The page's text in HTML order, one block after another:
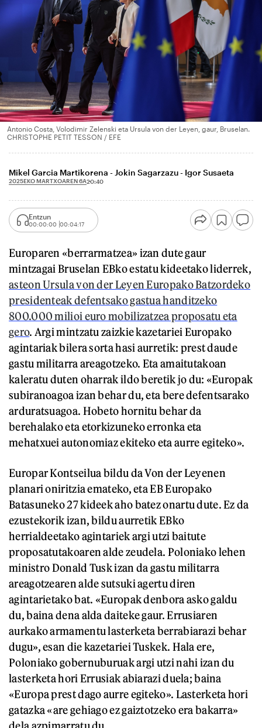
Antonio Costa, Volodimir Zelenski eta Ursula von der Leyen, gaur, Bruselan.
CHRISTOPHE PETIT TESSON / EFE
Mikel Garcia Martikorena - Jokin Sagarzazu - Igor Susaeta
2025EKO MARTXOAREN 6A20:40
Entzun
00:00:00 00:04:17
Europaren «berrarmatzea» izan dute gaur
mintzagai Bruselan EBko estatu kideetako liderrek,
asteon Ursula von der Leyen Europako Batzordeko
presidenteak defentsako gastua handitzeko
800.000 milioi euro mobilizatzea proposatu eta
gero. Argi mintzatu zaizkie kazetariei Europako
agintariak bilera sorta hasi aurretik: prest daude
gastu militarra areagotzeko. Eta amaitutakoan
kaleratu duten oharrak ildo beretik jo du: «Europak
subiranoagoa izan behar du, eta bere defentsarako
arduratsuagoa. Hobeto hornitu behar da
berehalako eta etorkizuneko erronka eta
mehatxuei autonomiaz ekiteko eta aurre egiteko».
Europar Kontseilua bildu da Von der Leyenen
planari oniritzia emateko, eta EB Europako
Batasuneko 27 kideek aho batez onartu dute. Ez da
ezustekorik izan, bildu aurretik EBko
herrialdeetako agintariek argi utzi baitute
proposatutakoaren alde zeudela. Poloniako lehen
ministro Donald Tusk izan da gastu militarra
areagotzearen alde sutsuki agertu diren
agintarietako bat. «Europak denbora asko galdu
du, baina dena alda daiteke gaur. Errusiaren
aurkako armamentu lasterketa berrabiarazi behar
dugu», esan die kazetariei Tuskek. Hala ere,
Poloniako gobernuburuak argi utzi nahi izan du
lasterketa hori Errusiak abiarazi duela; baina
«Europa prest dago aurre egiteko». Lasterketa hori
gatazka «are gehiago ez gaiztotzeko era bakarra»
dela azpimarratu du.